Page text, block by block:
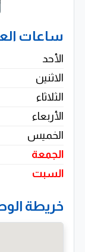
نسعى إلى
الحديثة.
ساعات
الأحد
الاثنين
الثلاثاء
الأربعاء
الخميس
الجمعة
السبت
خريطة